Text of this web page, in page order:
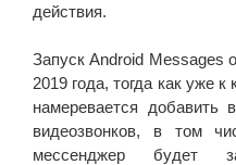
действия.
Запуск Android Messages
2019 года, тогда как уже
намеревается добавить
видеозвонков, в том
мессенджер будет